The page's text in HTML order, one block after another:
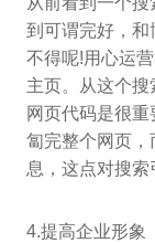
到可谓完好，和
不得呢!用心运
主页。从这个
网页代码是很
匐完整个网页
息，这点对搜索
4.提高企业形象